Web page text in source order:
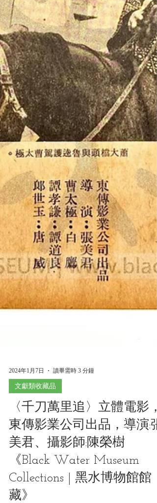
2024年1月7日 讀畢需時 3 分鐘
文獻類收藏品
〈千刀萬里追〉立體電影，
東傳影業公司出品，導演:張
美君、攝影師:陳榮樹
《Black Water Museum
Collections | 黑水博物館館